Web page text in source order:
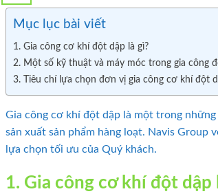
Mục lục bài viết
1. Gia công cơ khí đột dập là gì?
2. Một số kỹ thuật và máy móc trong gia công
3. Tiêu chí lựa chọn đơn vị gia công cơ khí đột
Gia công cơ khí đột dập là một trong
sản xuất sản phẩm hàng loạt. Navis Group
lựa chọn tối ưu của Quý khách.
1. Gia công cơ khí đột dập